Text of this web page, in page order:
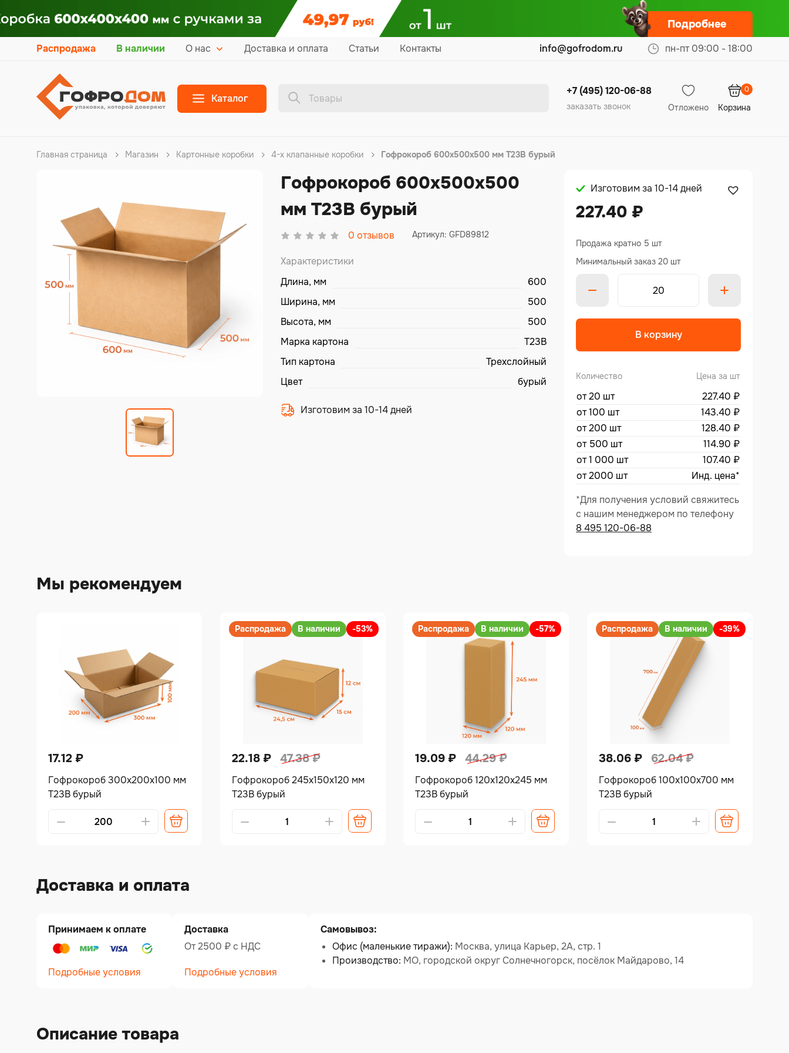
Подробнее
Распродажа В наличии О нас Доставка и оплата Статьи Контакты info@gofrodom.ru пн-пт 09:00 - 18:00
Каталог
+7 (495) 120-06-88
заказать звонок Отложено Корзина
0
Главная страница Магазин Картонные коробки 4-х клапанные коробки Гофрокороб 600х500х500 мм Т23В бурый
Гофрокороб 600х500х500
мм Т23В бурый
0 отзывов Артикул: GFD89812
Характеристики
Длина, мм
600
Ширина, мм
500
Высота, мм
500
Марка картона
Т23В
Тип картона
Трехслойный
Цвет
бурый
Изготовим за 10-14 дней
Изготовим за 10-14 дней
227.40 ₽
Продажа кратно 5 шт
Минимальный заказ 20 шт
В корзину
Количество Цена за шт
от 20 шт 227.40 ₽
от 100 шт
143.40 ₽
от 200 шт
128.40 ₽
от 500 шт
114.90 ₽
от 1 000 шт
107.40 ₽
от 2000 шт
Инд. цена*
*Для получения условий свяжитесь
с нашим менеджером по телефону
8 495 120-06-88
Мы рекомендуем
17.12 ₽
Гофрокороб 300х200х100 мм
Т23В бурый
Alternative:
Распродажа В наличии -53%
22.18 ₽ 47.38₽
Гофрокороб 245х150х120 мм
Т23В бурый
Распродажа В наличии -57%
19.09 ₽ 44.29₽
Гофрокороб 120х120х245 мм
Т23В бурый
Распродажа В наличии -39%
38.06 ₽ 62.04₽
Гофрокороб 100х100х700 мм
Т23В бурый
Доставка и оплата
Принимаем к оплате
Подробные условия
Доставка
От 2500 ₽ c НДС
Подробные условия
Самовывоз:
Офис (маленькие тиражи): Москва, улица Карьер, 2А, стр. 1
Производство: МО, городской округ Солнечногорск, посёлок Майдарово, 14
Описание товара